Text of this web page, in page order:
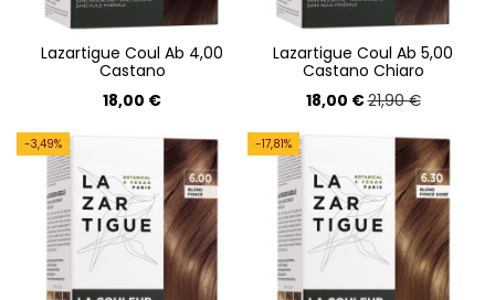
Lazartigue Coul Ab 4,00
Castano
18,00 €
Lazartigue Coul Ab 5,00
Castano Chiaro
18,00 €21,90 €
-3,49% -17,81%